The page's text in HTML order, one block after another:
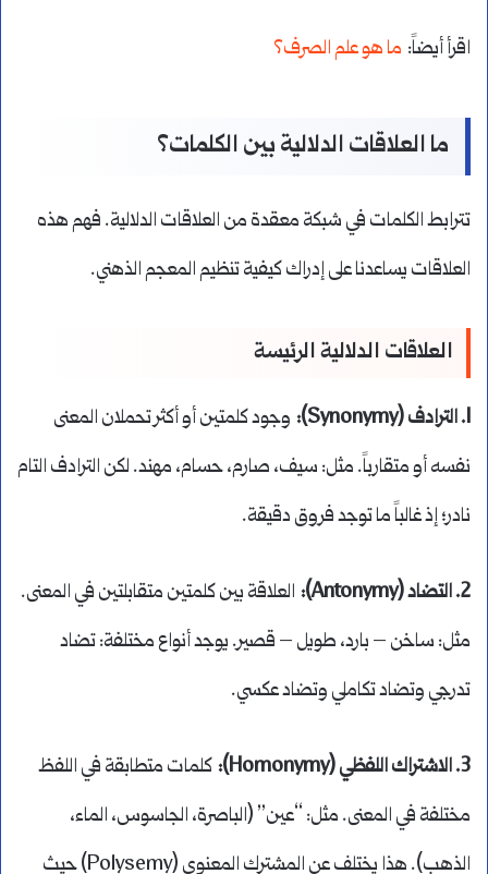
اقرأ أيضاً: ما هو علم الصرف؟
ما العلاقات الدلالية بين الكلمات؟
تترابط الكلمات في شبكة معقدة من العلاقات الدلالية. فهم هذه
العلاقات يساعدنا على إدراك كيفية تنظيم المعجم الذهني.
العلاقات الدلالية الرئيسة
1. الترادف (Synonymy):
وجود كلمتين أو أكثر تحملان المعنى
نفسه أو متقارباً. مثل: سيف، صارم، حسام، مهند. لكن الترادف التام
نادر؛ إذ غالباً ما توجد فروق دقيقة.
2. التضاد (Antonymy):
العلاقة بين كلمتين متقابلتين في المعنى.
مثل: ساخن – بارد، طويل – قصير. يوجد أنواع مختلفة: تضاد
تدرجي وتضاد تكاملي وتضاد عكسي.
3. الاشتراك اللفظي (Homonymy):
كلمات متطابقة في اللفظ
مختلفة في المعنى. مثل: “عين” (الباصرة، الجاسوس، الماء،
الذهب). هذا يختلف عن المشترك المعنوي (Polysemy) حيث